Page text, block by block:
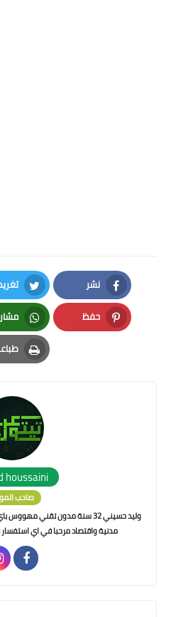
نشر
Facebook
حفظ
Pinterest
Print
houssaini
صاحب
وليد حسيني 32 سنة مدون تقني
مدنية واقتصاد مرحبا في اي